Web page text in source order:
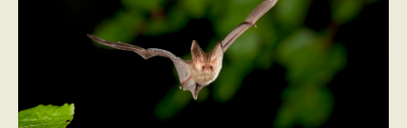
Vleermuis gezien
Waarneming doorgeven
Wat doen wij met meldingen
Telinstructie
Waarnemingen doorgeven elders
Hulp
Vleermuis gevonden